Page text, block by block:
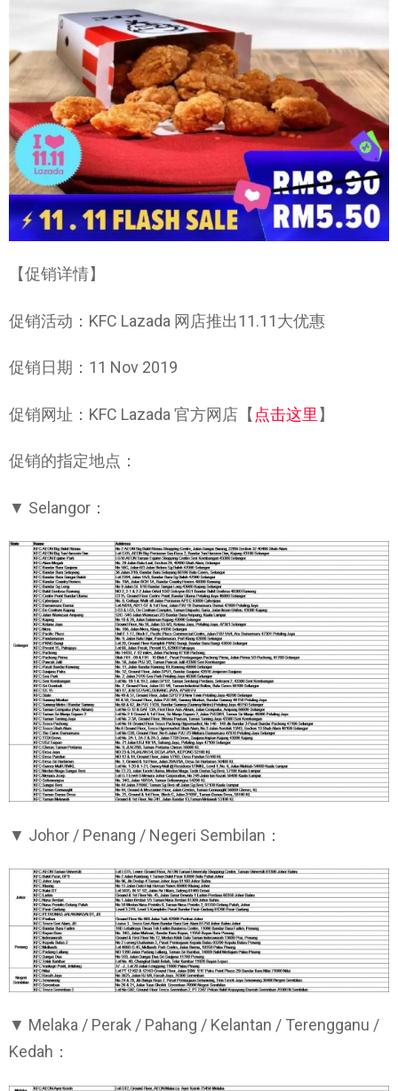
【促销详情】
促销活动：KFC Lazada 网店推出11.11大优惠
促销日期：11 Nov 2019
促销网址：KFC Lazada 官方网店【点击这里】
促销的指定地点：
▼ Selangor：
▼ Johor / Penang / Negeri Sembilan：
▼ Melaka / Perak / Pahang / Kelantan / Terengganu /
Kedah：